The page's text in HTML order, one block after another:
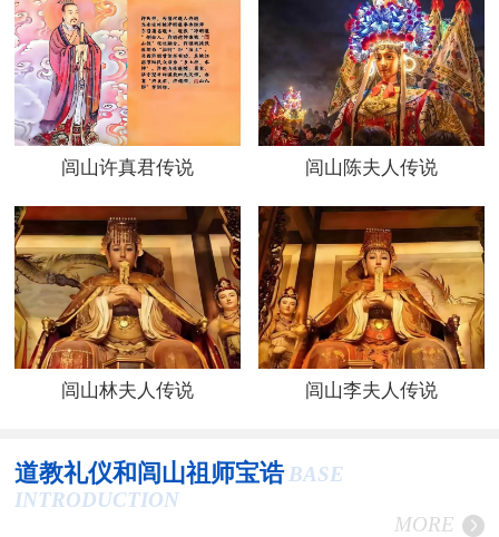
闾山许真君传说 闾山陈夫人传说
闾山林夫人传说 闾山李夫人传说
道教礼仪和闾山祖师宝诰 BASE
INTRODUCTION
MORE